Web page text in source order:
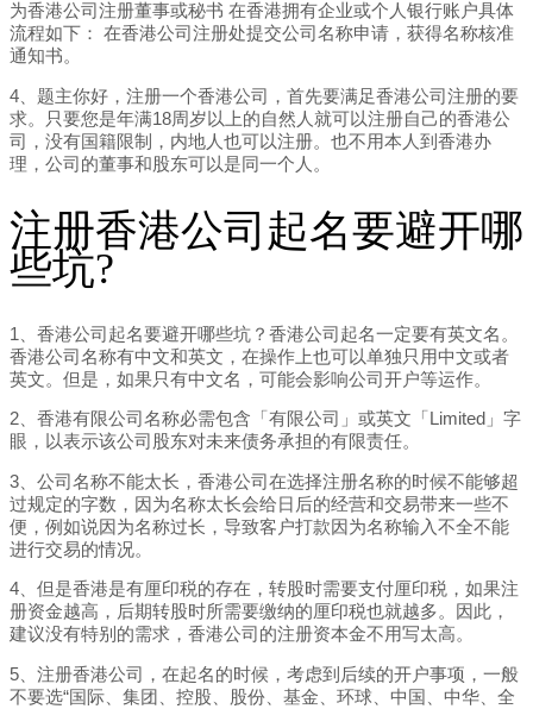
为香港公司注册董事或秘书 在香港拥有企业或个人银行账户具体
流程如下： 在香港公司注册处提交公司名称申请，获得名称核准
通知书。
4、题主你好，注册一个香港公司，首先要满足香港公司注册的要
求。只要您是年满18周岁以上的自然人就可以注册自己的香港公
司，没有国籍限制，内地人也可以注册。也不用本人到香港办
理，公司的董事和股东可以是同一个人。
注册香港公司起名要避开哪
些坑?
1、香港公司起名要避开哪些坑？香港公司起名一定要有英文名。
香港公司名称有中文和英文，在操作上也可以单独只用中文或者
英文。但是，如果只有中文名，可能会影响公司开户等运作。
2、香港有限公司名称必需包含「有限公司」或英文「Limited」字
眼，以表示该公司股东对未来债务承担的有限责任。
3、公司名称不能太长，香港公司在选择注册名称的时候不能够超
过规定的字数，因为名称太长会给日后的经营和交易带来一些不
便，例如说因为名称过长，导致客户打款因为名称输入不全不能
进行交易的情况。
4、但是香港是有厘印税的存在，转股时需要支付厘印税，如果注
册资金越高，后期转股时所需要缴纳的厘印税也就越多。因此，
建议没有特别的需求，香港公司的注册资本金不用写太高。
5、注册香港公司，在起名的时候，考虑到后续的开户事项，一般
不要选“国际、集团、控股、股份、基金、环球、中国、中华、全